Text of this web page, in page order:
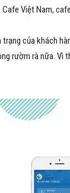
Việt Nam,
của khách
rườm rà nữa. Vì